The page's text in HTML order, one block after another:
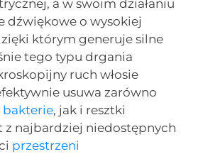
a w swoim działaniu
dźwiękowe o wysokiej
którym generuje silne
tego typu drgania
ruch włosie
usuwa zarówno
bakterie, jak i resztki
z najbardziej niedostępnych
przestrzeni